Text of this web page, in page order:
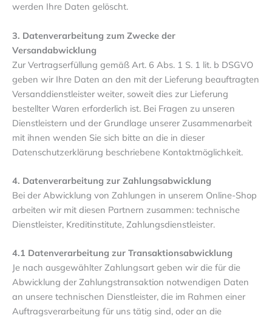
werden Ihre Daten gelöscht.
3. Datenverarbeitung zum Zwecke der
Versandabwicklung
Zur Vertragserfüllung gemäß Art. 6 Abs. 1 S. 1 lit. b DSGVO
geben wir Ihre Daten an den mit der Lieferung beauftragten
Versanddienstleister weiter, soweit dies zur Lieferung
bestellter Waren erforderlich ist. Bei Fragen zu unseren
Dienstleistern und der Grundlage unserer Zusammenarbeit
mit ihnen wenden Sie sich bitte an die in dieser
Datenschutzerklärung beschriebene Kontaktmöglichkeit.
4. Datenverarbeitung zur Zahlungsabwicklung
Bei der Abwicklung von Zahlungen in unserem Online-Shop
arbeiten wir mit diesen Partnern zusammen: technische
Dienstleister, Kreditinstitute, Zahlungsdienstleister.
4.1 Datenverarbeitung zur Transaktionsabwicklung
Je nach ausgewählter Zahlungsart geben wir die für die
Abwicklung der Zahlungstransaktion notwendigen Daten
an unsere technischen Dienstleister, die im Rahmen einer
Auftragsverarbeitung für uns tätig sind, oder an die